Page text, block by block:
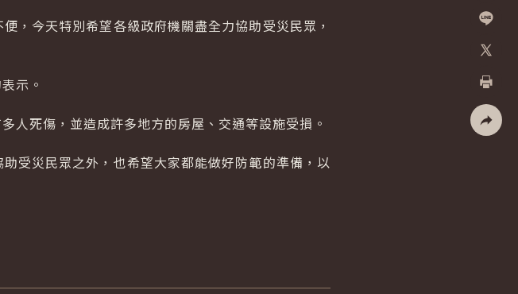
加入好
列印
，今天特別希望各級政府機關盡全力協助受災民眾，
示。
人死傷，並造成許多地方的房屋、交通等設施受損。
受災民眾之外，也希望大家都能做好防範的準備，以